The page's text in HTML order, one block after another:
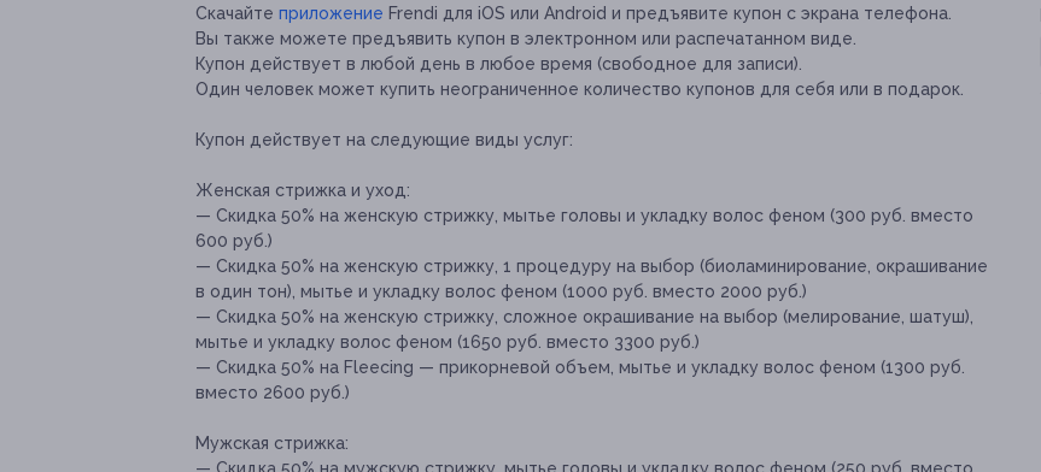
Скачайте приложение Frendi для iOS или Android и предъявите купон с экрана телефона.
Вы также можете предъявить купон в электронном или распечатанном виде.
Купон действует в любой день в любое время (свободное для записи).
Один человек может купить неограниченное количество купонов для себя или в подарок.
Купон действует на следующие виды услуг:
Женская стрижка и уход:
— Скидка 50% на женскую стрижку, мытье головы и укладку волос феном (300 руб. вместо
600 руб.)
— Скидка 50% на женскую стрижку, 1 процедуру на выбор (биоламинирование, окрашивание
в один тон), мытье и укладку волос феном (1000 руб. вместо 2000 руб.)
— Скидка 50% на женскую стрижку, сложное окрашивание на выбор (мелирование, шатуш),
мытье и укладку волос феном (1650 руб. вместо 3300 руб.)
— Скидка 50% на Fleecing — прикорневой объем, мытье и укладку волос феном (1300 руб.
вместо 2600 руб.)
Мужская стрижка: